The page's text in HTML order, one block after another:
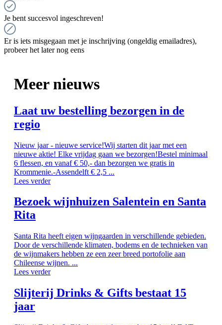
Je bent succesvol ingeschreven!
Er is iets misgegaan met je inschrijving (ongeldig emailadres),
probeer het later nog eens
Meer nieuws
Laat uw bestelling bezorgen in de
regio
Nieuw jaar - nieuwe service!Wij starten dit jaar met een
nieuwe aktie! Elke vrijdag gaan we bezorgen!Bestel minimaal
6 flessen, en vanaf € 50,- dan bezorgen we gratis in
Krommenie.-Assendelft € 2,5 ...
Lees verder
Bezoek wijnhuizen Salentein en Santa
Rita
Santa Rita heeft eigen wijngaarden in verschillende gebieden.
Door de verschillende klimaten, bodems en de technieken van
de wijnmakers hebben ze een zeer breed portofolie aan
Chileense wijnen. ...
Lees verder
Slijterij Drinks & Gifts bestaat 15
jaar